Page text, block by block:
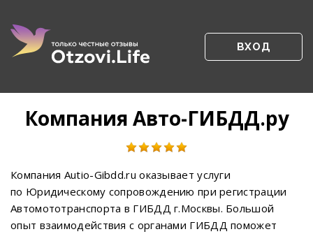
ВХОД
Компания Авто-ГИБДД.ру
Компания Autio-Gibdd.ru оказывает услуги
по Юридическому сопровождению при регистрации
Автомототранспорта в ГИБДД г.Москвы. Большой
опыт взаимодействия с органами ГИБДД поможет